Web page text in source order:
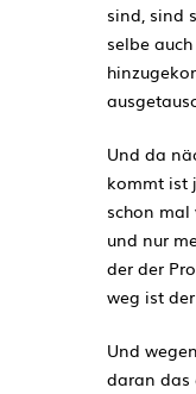
sind, sind
selbe
Und da
kommt ist
schon mal
und nur
der der
weg ist
Und
daran das